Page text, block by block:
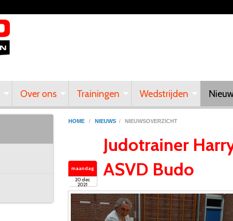
Over ons Trainingen Wedstrijden
HOME / NIEUWS / NIEUWSOVERZICHT
Judotrainer
ASVD Budo
maandag
20 dec
2021